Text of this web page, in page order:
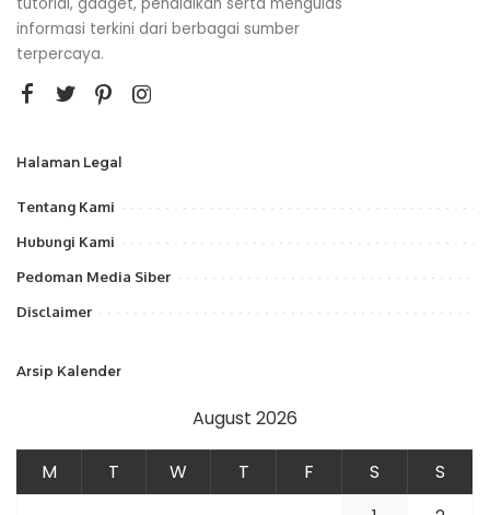
informasi terkini dari berbagai sumber
terpercaya.
Halaman Legal
Tentang Kami
Hubungi Kami
Pedoman Media Siber
Disclaimer
Arsip Kalender
August 2026
M T W T F S
S